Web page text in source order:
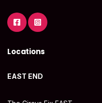
Locations
EAST END